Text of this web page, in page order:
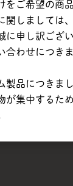
をご希望の商
関しましては
に申し訳ござ
合わせにつき
品につきま
集中するた